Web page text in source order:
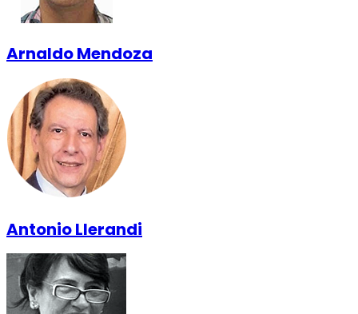
Arnaldo Mendoza
Antonio Llerandi